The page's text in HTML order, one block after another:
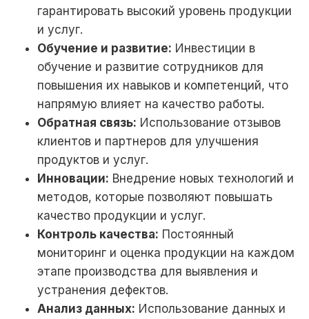
гарантировать высокий уровень продукции
и услуг.
Обучение и развитие: Инвестиции в
обучение и развитие сотрудников для
повышения их навыков и компетенций, что
напрямую влияет на качество работы.
Обратная связь: Использование отзывов
клиентов и партнеров для улучшения
продуктов и услуг.
Инновации: Внедрение новых технологий и
методов, которые позволяют повышать
качество продукции и услуг.
Контроль качества: Постоянный
мониторинг и оценка продукции на каждом
этапе производства для выявления и
устранения дефектов.
Анализ данных: Использование данных и